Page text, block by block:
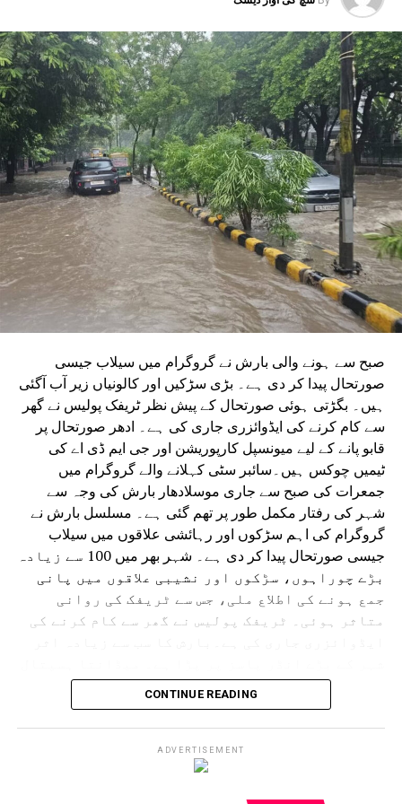
گریٹر نوئیڈا ڈپو سے بوڈاکی روٹس پر چلانے کے منصوبے جاری
ہیں۔ ان دونوں راستوں کو اتر پردیش کی کابینہ سے بھی
منظوری مل چکی ہے۔ مرکزی منظوری کے بعد، NMRC نے ان
دونوں راستوں پر کام شروع کرنے کے لیے تقریباً چھ ماہ قبل
ٹینڈر جاری کیا تھا۔ ٹینڈر کی آخری تاریخ میں دو بار توسیع کی
گئی۔ اب اس عمل کے لیے ایجنسی کا انتخاب کر لیا گیا ہے۔این
ایم آر سی کے عہدیداروں نے بتایا کہ دونوں راستوں پر کام
شروع کرنے کے لئے ایل این ٹی نامی ایجنسی کا انتخاب کیا گیا
ہے۔ یہ ایجنسی دونوں راستوں پر تعمیراتی کام کرے گی۔
دونوں راستوں پر سول کام کے لیے منتخب کردہ ایجنسی لارسن
اینڈ ٹوبرو (L&T) ہے۔ سول ورک کی تخمینہ لاگت 1,200 کروڑ
ہے۔اس لائن پر آٹھ اسٹیشن بنائے جائیں گے۔ ان میں
سیکٹر-38A بوٹینیکل گارڈن، سیکٹر-44، نوئیڈا آفس، سیکٹر-96،
سیکٹر-97، سیکٹر-105، سیکٹر-108، سیکٹر-93، اور پنچشیل
بوائز انٹر کالج شامل ہوں گے۔
صبح سے ہونے والی بارش نے گروگرام میں سیلاب جیسی
صورتحال پیدا کر دی ہے۔ بڑی سڑکیں اور کالونیاں زیر آب آگئی
ہیں۔ بگڑتی ہوئی صورتحال کے پیش نظر ٹریفک پولیس نے گھر
سے کام کرنے کی ایڈوائزری جاری کی ہے۔ ادھر صورتحال پر
قابو پانے کے لیے میونسپل کارپوریشن اور جی ایم ڈی اے کی
ٹیمیں چوکس ہیں۔سائبر سٹی کہلانے والے گروگرام میں
جمعرات کی صبح سے جاری موسلادھار بارش کی وجہ سے
شہر کی رفتار مکمل طور پر تھم گئی ہے۔ مسلسل بارش نے
گروگرام کی اہم سڑکوں اور رہائشی علاقوں میں سیلاب
جیسی صورتحال پیدا کر دی ہے۔ شہر بھر میں 100 سے زیادہ
بڑے چوراہوں، سڑکوں اور نشیبی علاقوں میں پانی
جمع ہونے کی اطلاع ملی، جس سے ٹریفک کی روانی
متاثر ہوئی۔ ٹریفک پولیس نے گھر سے کام کرنے کی
سے دہلی کی طرف جانے والا انڈر پاس کئی فٹ پانی سے
بھر گیا۔ ایک گاڑی رک گئی اور پانی بھرنے میں
پھنس گئی۔ اسی طرح سرائے الوردی ریلوے انڈر پاس
مکمل طور پر زیر آب آ گیا جس سے گاڑیوں کی
آمدورفت مکمل طور پر متاثر ہوئی۔ ڈرائیورز اپنی
CONTINUE READING
ADVERTISEMENT